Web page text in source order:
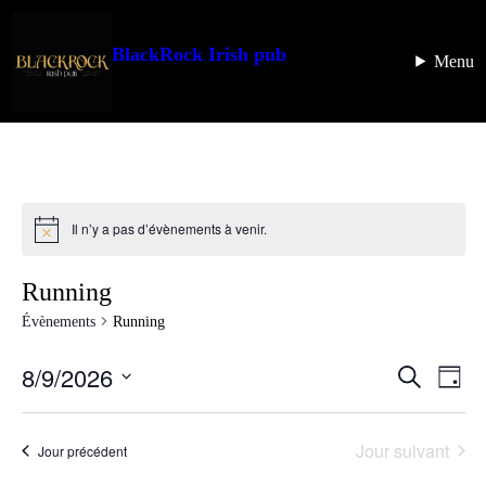
BlackRock Irish pub Menu
Il n’y a pas d’évènements à venir.
Running
Évènements Running
de
Recherche
de
vues
Jour
8/9/2026
date.Jour précédent Jour suivant